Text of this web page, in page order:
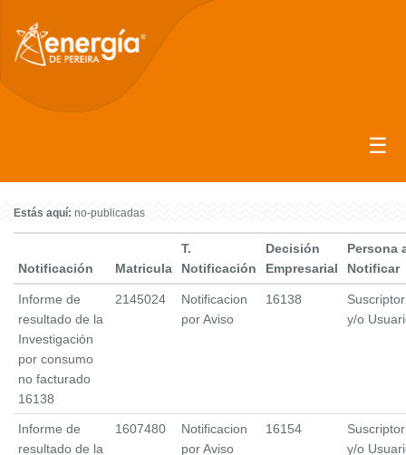
☰
Estás aquí: no-publicadas
Notificación Matricula
T.
Notificación
Decisión
Empresarial
Persona
Notificar
Informe de
resultado de la
Investigación
por consumo
no facturado
16138
2145024
Notificacion
por Aviso
16138
Suscriptor
y/o
Informe de
resultado de la
1607480
Notificacion
por Aviso
16154
Suscriptor
y/o